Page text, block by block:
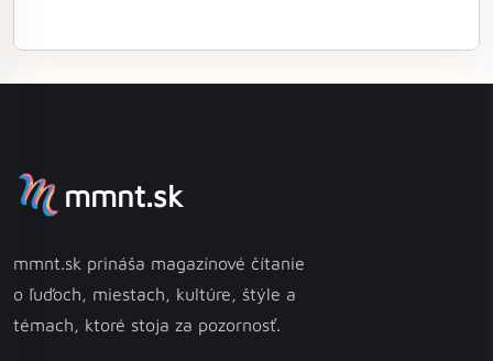
mmnt.sk
mmnt.sk prináša magazínové čítanie
o ľuďoch, miestach, kultúre, štýle a
témach, ktoré stoja za pozornosť.